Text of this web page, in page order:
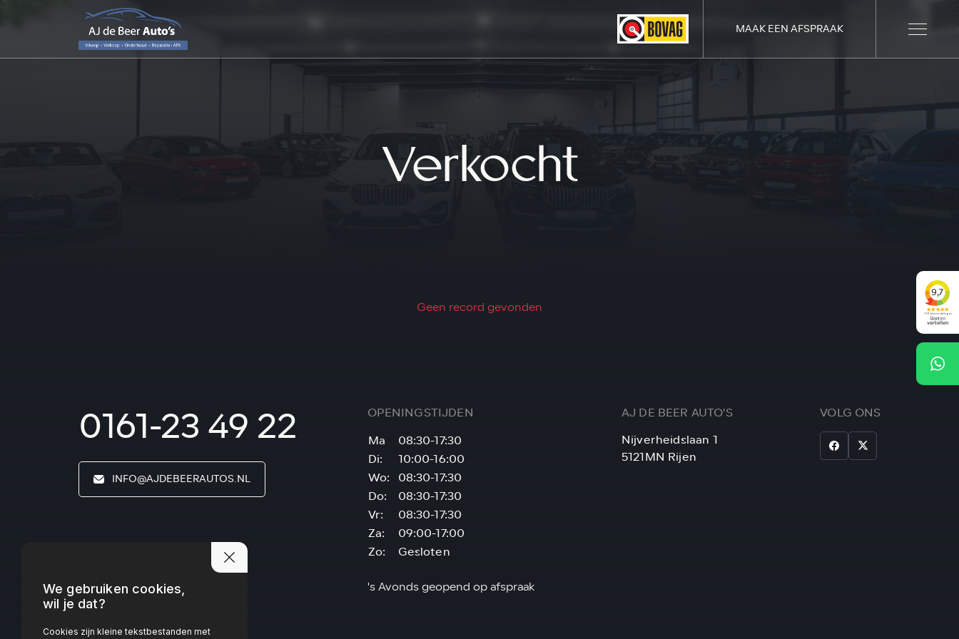
MAAK EEN AFSPRAAK
Verkocht
Geen record gevonden
0161-23 49 22
INFO@AJDEBEERAUTOS.NL
OPENINGSTIJDEN
Ma
08:30-17:30
Di:
10:00-16:00
Wo: 08:30-17:30
Do:
08:30-17:30
Vr:
08:30-17:30
Za:
09:00-17:00
Zo:
Gesloten
's Avonds geopend op afspraak
AJ DE BEER AUTO'S
Nijverheidslaan 1
5121MN Rijen
VOLG ONS
We gebruiken cookies,
wil je dat?
Cookies zijn kleine tekstbestanden met